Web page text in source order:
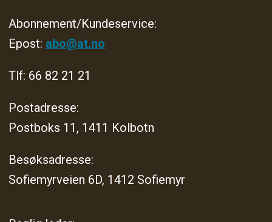
Abonnement/Kundeservice:
Epost: abo@at.no
Tlf: 66 82 21 21
Postadresse:
Postboks 11, 1411 Kolbotn
Besøksadresse:
Sofiemyrveien 6D, 1412 Sofiemyr